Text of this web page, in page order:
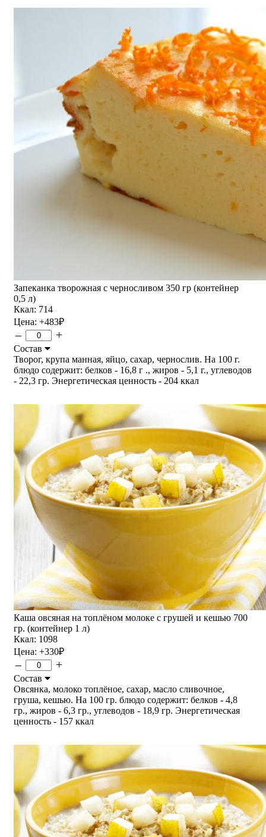
Запеканка творожная с черносливом 350 гр (контейнер
0,5 л)
Ккал: 714
Цена: +483₽
– +
Состав
Творог, крупа манная, яйцо, сахар, чернослив. На 100 г.
блюдо содержит: белков - 16,8 г ., жиров - 5,1 г., углеводов
- 22,3 гр. Энергетическая ценность - 204 ккал
Каша овсяная на топлёном молоке с грушей и кешью 700
гр. (контейнер 1 л)
Ккал: 1098
Цена: +330₽
– +
Состав
Овсянка, молоко топлёное, сахар, масло сливочное,
груша, кешью. На 100 гр. блюдо содержит: белков - 4,8
гр., жиров - 6,3 гр., углеводов - 18,9 гр. Энергетическая
ценность - 157 ккал